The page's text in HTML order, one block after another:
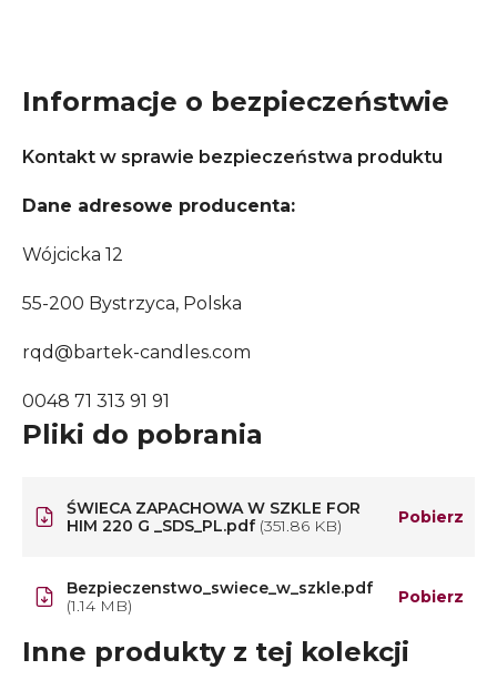
Informacje o bezpieczeństwie
Kontakt w sprawie bezpieczeństwa produktu
Dane adresowe producenta:
Wójcicka 12
55-200 Bystrzyca, Polska
rqd@bartek-candles.com
0048 71 313 91 91
Pliki do pobrania
ŚWIECA ZAPACHOWA W SZKLE FOR
HIM 220 G _SDS_PL.pdf (351.86 KB) Pobierz
Bezpieczenstwo_swiece_w_szkle.pdf
(1.14 MB)
Pobierz
Inne produkty z tej kolekcji